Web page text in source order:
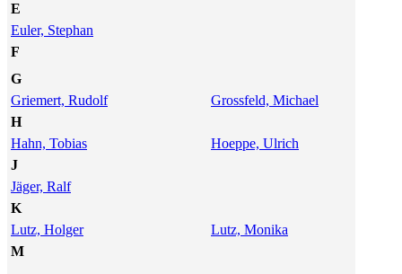
E
Euler, Stephan
F
G
Griemert, Rudolf
Grossfeld, Michael
H
Hahn, Tobias
Hoeppe, Ulrich
J
Jäger, Ralf
K
Lutz, Holger
Lutz, Monika
M